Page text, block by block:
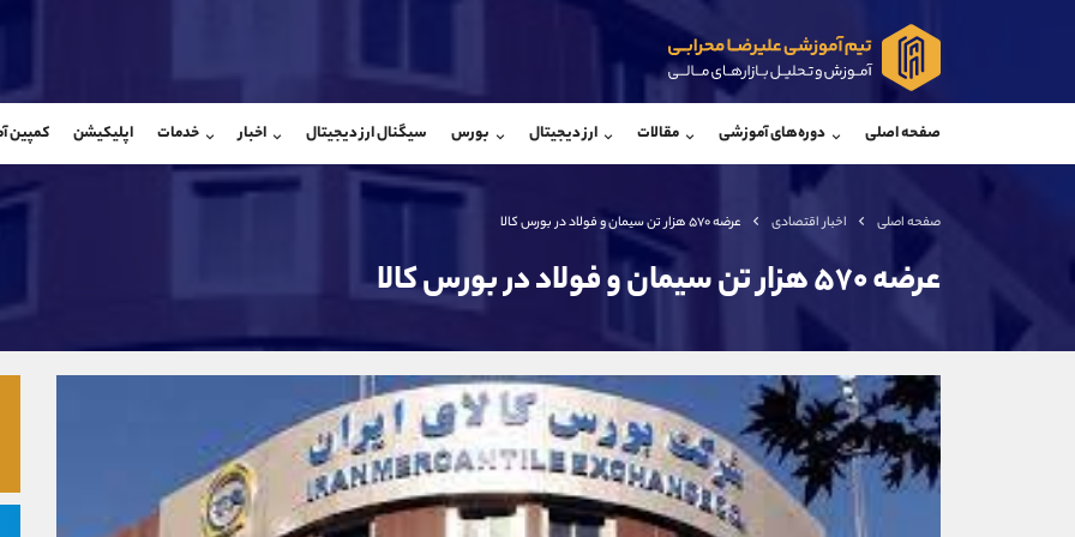
صفحه اصلی دوره‌های آموزشی مقالات ارز دیجیتال بورس سیگنال ارز دیجیتال اخبار خدمات اپلیکیشن کمپین
صفحه اصلی اخبار اقتصادی عرضه ۵۷۰ هزار تن سیمان و فولاد در بورس کالا
عرضه ۵۷۰ هزار تن سیمان و فولاد در بورس کالا
@Armteam_admin_por
107
شروع گفتگو
@Armteam_admin_104
واتساپ شروع
تلفن
بدون پیش شماره
اینستاگرام
کانال تلگرام
کانال بله